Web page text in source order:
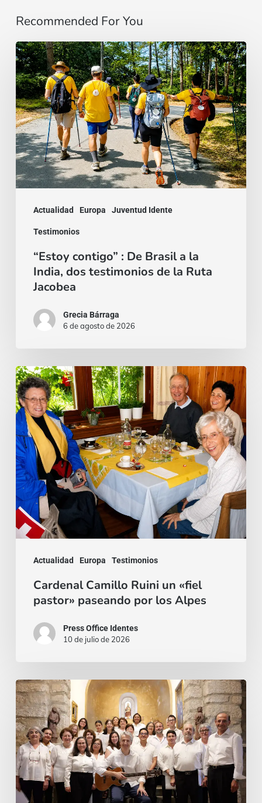
Recommended For You
Actualidad Europa Juventud Idente
Testimonios
“Estoy
contigo”
:
De
Brasil
a
la
India,
Ruta
Jacobea
“Estoy contigo” : De Brasil a la
India, dos testimonios de la Ruta
Jacobea
Grecia Bárraga
6 de agosto de 2026
Actualidad Europa Testimonios
Cardenal
Camillo
Ruini
un
«fiel
pastor»
paseando
por
los
Cardenal Camillo Ruini un «fiel
pastor» paseando por los Alpes
Press Office Identes
10 de julio de 2026
La
voz
que
une:
nace
la